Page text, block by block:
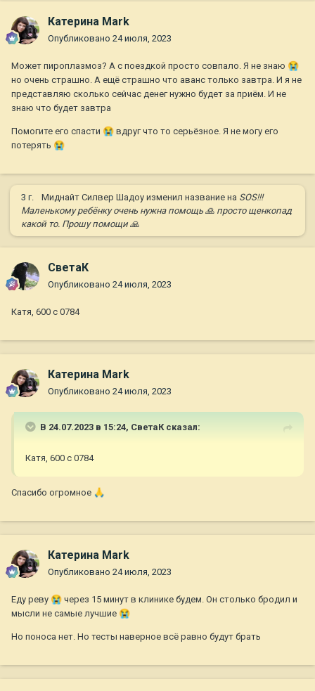
Катерина Mark
Опубликовано 24 июля, 2023
Может пироплазмоз? А с поездкой просто совпало. Я не знаю 😭
но очень страшно. А ещё страшно что аванс только завтра. И я не
представляю сколько сейчас денег нужно будет за приём. И не
знаю что будет завтра
Помогите его спасти 😭 вдруг что то серьёзное. Я не могу его
потерять 😭
3 г. Миднайт Силвер Шадоу изменил название на SOS!!!
Маленькому ребёнку очень нужна помощь 🙏 просто щенкопад
какой то. Прошу помощи 🙏
СветаК
Опубликовано 24 июля, 2023
Катя, 600 с 0784
Катерина Mark
Опубликовано 24 июля, 2023
В 24.07.2023 в 15:24, СветаКсказал:
Катя, 600 с 0784
Спасибо огромное 🙏
Катерина Mark
Опубликовано 24 июля, 2023
Еду реву 😭 через 15 минут в клинике будем. Он столько бродил и
мысли не самые лучшие 😭
Но поноса нет. Но тесты наверное всё равно будут брать